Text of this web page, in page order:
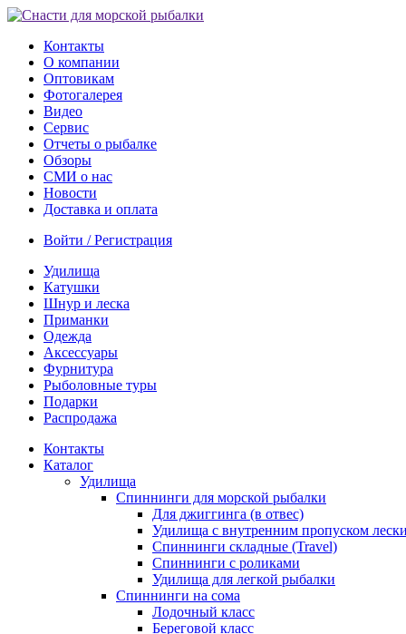
Контакты
О компании
Оптовикам
Фотогалерея
Видео
Сервис
Отчеты о рыбалке
Обзоры
СМИ о нас
Новости
Доставка и оплата
Войти / Регистрация
Удилища
Катушки
Шнур и леска
Приманки
Одежда
Аксессуары
Фурнитура
Рыболовные туры
Подарки
Распродажа
Контакты
Каталог
Удилища
Спиннинги для морской рыбалки
Для джиггинга (в отвес)
Удилища с внутренним пропуском
Спиннинги складные (Travel)
Спиннинги с роликами
Удилища для легкой рыбалки
Спиннинги на сома
Лодочный класс
Береговой класс